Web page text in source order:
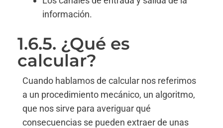
información.
1.6.5. ¿Qué es
calcular?
Cuando hablamos de calcular nos referimos
a un procedimiento mecánico, un algoritmo,
que nos sirve para averiguar qué
consecuencias se pueden extraer de unas